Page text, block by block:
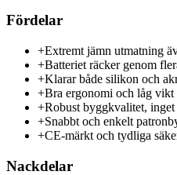
Fördelar
+Extremt jämn utmatning
+Batteriet räcker genom
+Klarar både silikon och
+Bra ergonomi och låg
+Robust byggkvalitet,
+Snabbt och enkelt
+CE-märkt och tydliga
Nackdelar